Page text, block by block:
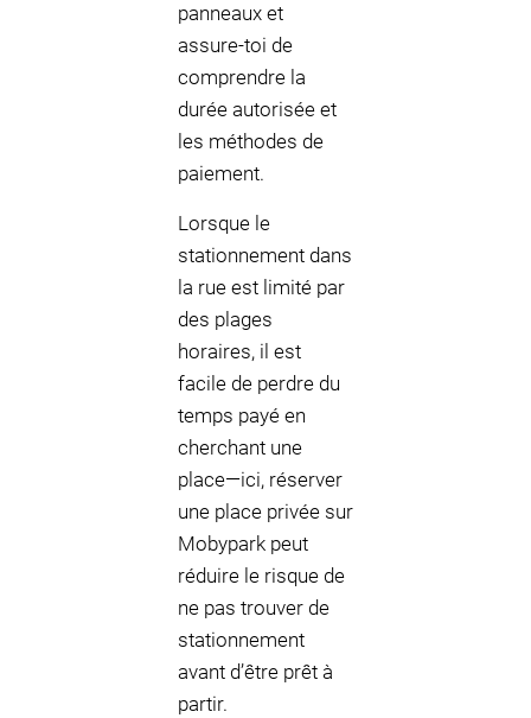
panneaux et
assure-toi de
comprendre la
durée autorisée et
les méthodes de
paiement.
Lorsque le
stationnement dans
la rue est limité par
des plages
horaires, il est
facile de perdre du
temps payé en
cherchant une
place—ici, réserver
une place privée sur
Mobypark peut
réduire le risque de
ne pas trouver de
stationnement
avant d’être prêt à
partir.